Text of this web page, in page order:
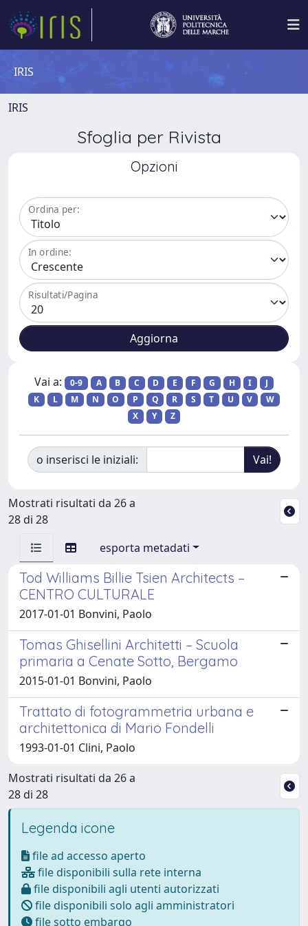
IRIS
IRIS
Sfoglia per Rivista
Opzioni
Ordina per:
In ordine:
Risultati/Pagina
Vai a: 0-9 A B C D E F G H I
J
K
L M N O P Q R S T U V
W
X
Y Z
o inserisci le iniziali:
Mostrati risultati da 26 a
28 di 28
esporta metadati
Tod Williams Billie Tsien Architects –
CENTRO CULTURALE
2017-01-01 Bonvini, Paolo
Tomas Ghisellini Architetti – Scuola
primaria a Cenate Sotto, Bergamo
2015-01-01 Bonvini, Paolo
Trattato di fotogrammetria urbana e
architettonica di Mario Fondelli
1993-01-01 Clini, Paolo
Mostrati risultati da 26 a
28 di 28
Legenda icone
file ad accesso aperto
file disponibili sulla rete interna
file disponibili agli utenti autorizzati
file disponibili solo agli amministratori
file sotto embargo